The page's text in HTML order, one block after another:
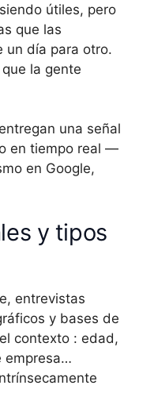
útiles, pero
que las
un día para otro.
la gente
una señal
en tiempo real —
en Google,
y tipos
entrevistas
y bases de
contexto : edad,
empresa…